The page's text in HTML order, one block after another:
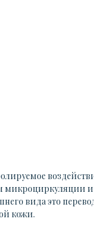
микроциркуляции
вида это
кожи.